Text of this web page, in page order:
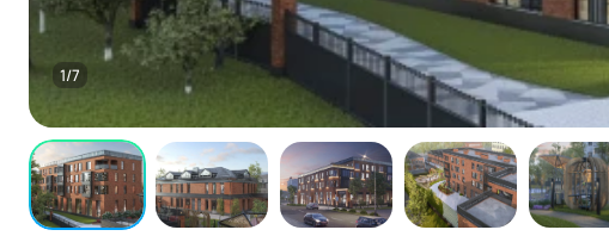
1/7